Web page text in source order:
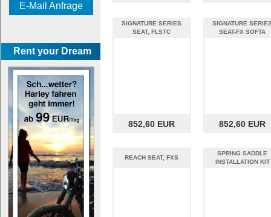
E-Mail Anfrage
Rent your Dream
SIGNATURE SERIES
SEAT, FLSTC
852,60 EUR
SIGNATURE
SEAT-FX SOFTA
852,60 EUR
REACH SEAT, FXS
SPRING SADDLE
INSTALLATION KIT